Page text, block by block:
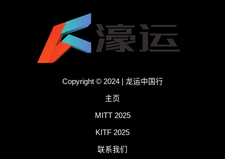
Copyright © 2024 | 龙运中国行
主页
MITT 2025
KITF 2025
联系我们